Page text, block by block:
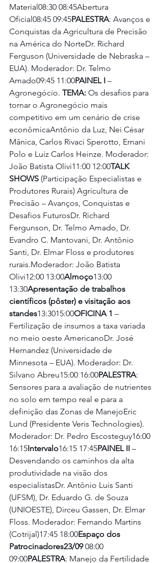
Material08:30 08:45Abertura
Oficial08:45 09:45PALESTRA: Avanços e
Conquistas da Agricultura de Precisão
na América do NorteDr. Richard
Ferguson (Universidade de Nebraska –
EUA). Moderador: Dr. Telmo
Amado09:45 11:00PAINEL I –
Agronegócio. TEMA: Os desafios para
tornar o Agronegócio mais
competitivo em um cenário de crise
econômicaAntônio da Luz, Nei César
Mânica, Carlos Rivaci Sperotto, Ernani
Polo e Luiz Carlos Heinze. Moderador:
João Batista Olivi11:00 12:00TALK
SHOWS (Participação Especialistas e
Produtores Rurais) Agricultura de
Precisão – Avanços, Conquistas e
Desafios FuturosDr. Richard
Fergunson, Dr. Telmo Amado, Dr.
Evandro C. Mantovani, Dr. Antônio
Santi, Dr. Elmar Floss e produtores
rurais.Moderador: João Batista
Olivi12:00 13:00Almoço13:00
13:30Apresentação de trabalhos
científicos (pôster) e visitação aos
standes13:3015:00OFICINA 1 –
Fertilização de insumos a taxa variada
no meio oeste AmericanoDr. José
Hernandez (Universidade de
Minnesota – EUA). Moderador: Dr.
Silvano Abreu15:00 16:00PALESTRA:
Sensores para a avaliação de nutrientes
no solo em tempo real e para a
definição das Zonas de ManejoEric
Lund (Presidente Veris Technologies).
Moderador: Dr. Pedro Escosteguy16:00
16:15Intervalo16:15 17:45PAINEL II –
Desvendando os caminhos da alta
produtividade na visão dos
especialistasDr. Antônio Luis Santi
(UFSM), Dr. Eduardo G. de Souza
(UNIOESTE), Dirceu Gassen, Dr. Elmar
Floss. Moderador: Fernando Martins
(Cotrijal)17:45 18:00Espaço dos
Patrocinadores23/09 08:00
09:00PALESTRA: Manejo da Fertilidade